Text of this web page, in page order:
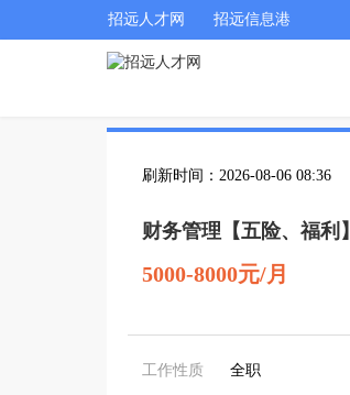
招远人才网 招远信息港
刷新时间：2026-08-06 08:36
财务管理【五险、福利】
5000-8000元/月
工作性质 全职